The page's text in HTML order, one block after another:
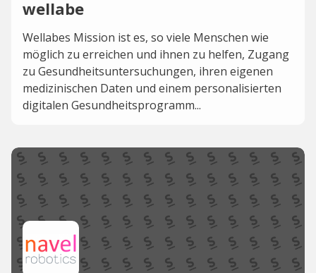
wellabe
Wellabes Mission ist es, so viele Menschen wie
möglich zu erreichen und ihnen zu helfen, Zugang
zu Gesundheitsuntersuchungen, ihren eigenen
medizinischen Daten und einem personalisierten
digitalen Gesundheitsprogramm...